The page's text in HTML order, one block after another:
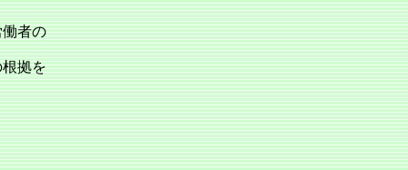
者の
拠を